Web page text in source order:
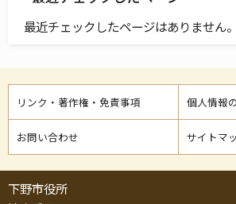
最近チェックしたページはありません。
リンク・著作権・免責事項 個人情報
お問い合わせ サイトマ
下野市役所